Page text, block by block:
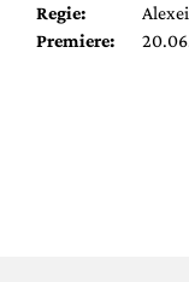
Regie:
Premiere: